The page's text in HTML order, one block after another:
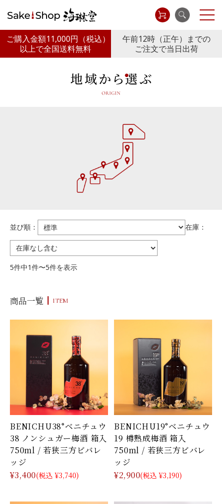
ご購入金額11,000円 （税込）
以上で全国送料無料
午前12時（正午）までの
ご注文で当日出荷
並び順： 在庫：
5件中1件〜5件を表示
商品一覧 ITEM
BENICHU38°ベニチュウ
38 ノンシュガー梅酒 箱入
750ml / 若狭三方ビバレ
ッジ
¥3,400(税込 ¥3,740)
BENICHU19°ベニチュウ
19 樽熟成梅酒 箱入
750ml / 若狭三方ビバレ
ッジ
¥2,900(税込 ¥3,190)